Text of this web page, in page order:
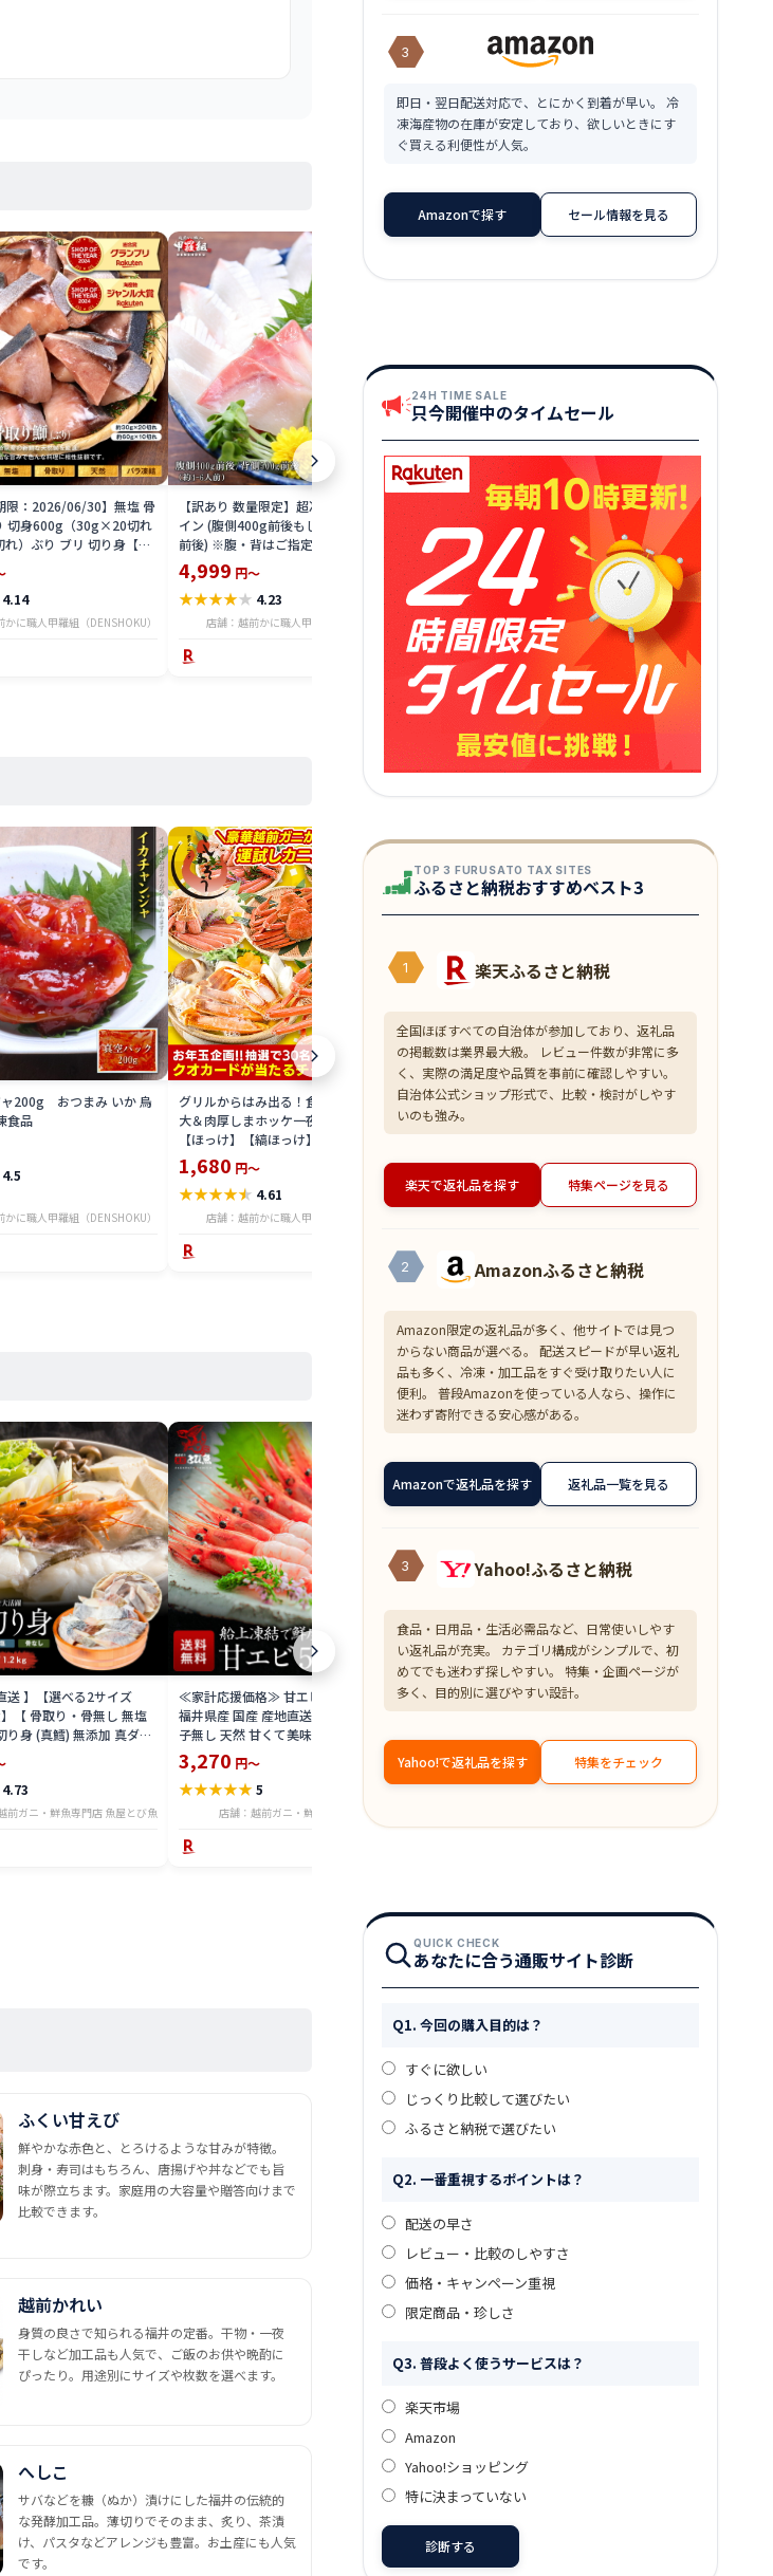
限：2026/06/30】無塩 骨
切身600g（30g×20切れ
）ぶり ブリ 切り身【わ
身】国産 弁当 朝食 冷凍
4.14
に職人甲羅組（DENSHOKU）
【訳あり 数量限定】超冷薫皮付きぶりロ
イン (腹側400g前後もしくは背側500g
前後) ※腹・背はご指定できません ブリ
鰤 ロイン 刺身 柵 さく 皮つき 冷凍食品
4,999 円～
★★★★★ 4.23
店舗：越前かに職人甲羅組（DENSHOKU）
骨取り ブリ 切り身 国産 無塩 天然 鰤 ぶ
り 大容量 10切れ(80g×10切) 無添加 業
務用 大盛 お徳用 海鮮 ブリ切り身 お祝い
美味しい 魚 魚介 海産物 おかず おつまみ
乾き物 酒の肴 贈り物 お取り寄せ 父の日
2,999円～
★★★ ★ ★ 2.67
店舗：港ダイニングしおそう
国産天然ぶり
4,380
ャ200g おつまみ いか 烏
食品
4.5
に職人甲羅組（DENSHOKU）
グリルからはみ出る！食べ応え抜群の特
大＆肉厚しまホッケ一夜干し×2枚入り
【ほっけ】【縞ほっけ】【干物】【一夜
干し】 冷凍食品
1,680 円～
★★★★★ 4.61
店舗：越前かに職人甲羅組（DENSHOKU）
イカゲソ竜田揚げ 500g いか 烏賊 下足
ゲソ 唐揚げ から揚げ からあげ 弁当 時短
簡単 カンタン 調理 つまみ あて アテ 肴
1,760円～
★★★★★ 4.83
スト 海老 冷
1,160
★
送 】【選べる2サイズ
【 骨取り・骨無し 無塩
り身 (真鱈) 無添加 真ダラ
ホイル焼き 送料無料
4.73
前ガニ・鮮魚専門店 魚屋とび魚
≪家計応援価格≫ 甘エビ 500g 約50尾
福井県産 国産 産地直送 大容量 業務用
子無し 天然 甘くて美味しい あまえび ア
マエビ お刺身 お寿司 バーベキュー 船上
凍結 送料無料 amaebis
3,270 円～
★★★★★5
店舗：越前ガニ・鮮魚専門店 魚屋とび魚
【超目玉】ズワイガニ むき身 爪下 1kg
(解凍後800g) 蟹 かに 冷凍 訳あり 送料無
6,999円～
★★★★★4.33
花こえび 国産
焼き チャー
まみ 送料無
★
ふくい甘えび
鮮やかな赤色と、とろけるような甘みが特徴。
刺身・寿司はもちろん、唐揚げや丼などでも旨
味が際立ちます。家庭用の大容量や贈答向けまで
比較できます。
越前かれい
身質の良さで知られる福井の定番。干物・一夜
干しなど加工品も人気で、ご飯のお供や晩酌に
ぴったり。用途別にサイズや枚数を選べます。
へしこ
サバなどを糠（ぬか）漬けにした福井の伝統的
な発酵加工品。薄切りでそのまま、炙り、茶漬
け、パスタなどアレンジも豊富。お土産にも人気
です。
3
即日・翌日配送対応で、とにかく到着が早い。 冷
凍海産物の在庫が安定しており、欲しいときにす
ぐ買える利便性が人気。
Amazonで探す セール情報を見る
24H TIME SALE
只今開催中のタイムセール
TOP 3 FURUSATO TAX SITES
ふるさと納税おすすめベスト3
1 楽天ふるさと納税
全国ほぼすべての自治体が参加しており、返礼品
の掲載数は業界最大級。 レビュー件数が非常に多
く、実際の満足度や品質を事前に確認しやすい。
自治体公式ショップ形式で、比較・検討がしやす
いのも強み。
楽天で返礼品を探す 特集ページを見る
2 Amazonふるさと納税
Amazon限定の返礼品が多く、他サイトでは見つ
からない商品が選べる。 配送スピードが早い返礼
品も多く、冷凍・加工品をすぐ受け取りたい人に
便利。 普段Amazonを使っている人なら、操作に
迷わず寄附できる安心感がある。
Amazonで返礼品を探す 返礼品一覧を見る
3 Yahoo!ふるさと納税
食品・日用品・生活必需品など、日常使いしやす
い返礼品が充実。 カテゴリ構成がシンプルで、初
めてでも迷わず探しやすい。 特集・企画ページが
多く、目的別に選びやすい設計。
Yahoo!で返礼品を探す 特集をチェック
QUICK CHECK
あなたに合う通販サイト診断
Q1. 今回の購入目的は？
すぐに欲しい
じっくり比較して選びたい
ふるさと納税で選びたい
Q2. 一番重視するポイントは？
配送の早さ
レビュー・比較のしやすさ
価格・キャンペーン重視
限定商品・珍しさ
Q3. 普段よく使うサービスは？
楽天市場
Amazon
Yahoo!ショッピング
特に決まっていない
診断する